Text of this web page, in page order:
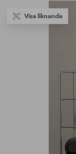
Visa liknande